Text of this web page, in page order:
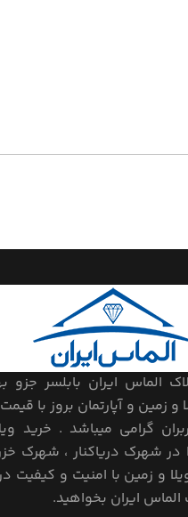
الماس ایران بابلسر جزو
و زمین و آپارتمان بروز با
گرامی میباشد . خرید
در شهرک دریاکنار ، شهرک
و زمین با امنیت و کیفیت
ایران بخواهید.